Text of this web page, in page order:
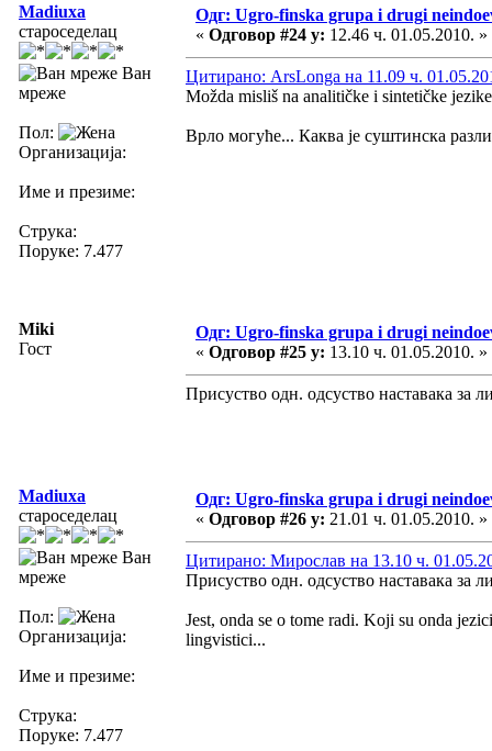
Madiuxa
староседелац
Ван
мреже
Пол:
Организација:
Име и презиме:
Струка:
Поруке: 7.477
Одг: Ugro-finska grupa i drugi
« Одговор #24 у: 12.46 ч. 01.05.2010. »
Цитирано: ArsLonga на 11.09 ч.
Možda misliš na analitičke i sintetičke
Врло могуће... Каква је суштинска
Miki
Гост
Одг: Ugro-finska grupa i drugi
« Одговор #25 у: 13.10 ч. 01.05.2010. »
Присуство одн. одсуство наставака за
Madiuxa
староседелац
Ван
мреже
Пол:
Организација:
Име и презиме:
Струка:
Поруке: 7.477
Одг: Ugro-finska grupa i drugi
« Одговор #26 у: 21.01 ч. 01.05.2010. »
Цитирано: Мирослав на 13.10 ч.
Присуство одн. одсуство наставака за
Jest, onda se o tome radi. Koji su onda
lingvistici...